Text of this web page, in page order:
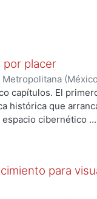
por placer
capítulos. El
histórica que
cibernético
se hace una
industrias
asimismo,
para